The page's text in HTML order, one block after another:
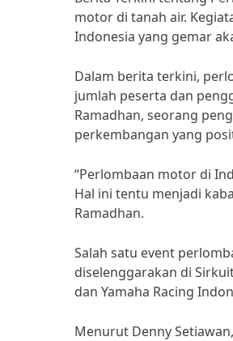
motor di tanah air.
Indonesia yang gemar
Dalam berita terkini,
jumlah peserta dan
Ramadhan, seorang
perkembangan yang
“Perlombaan motor di
Hal ini tentu menjadi
Ramadhan.
Salah satu event
diselenggarakan di
dan Yamaha Racing
Menurut Denny